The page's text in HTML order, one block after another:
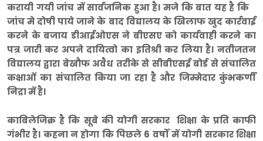
करायी गयी जांच में सार्वजनिक हुआ है। मजे कि बात यह है कि
जांच मे दोषी पाये जाने के बाद विद्यालय के खिलाफ खुद कार्रवाई
करने के बजाय डीआईओएस ने बीएसए को कार्यवाही करने का
पत्र जारी कर अपने दायित्वो का इतिश्री कर लिया है। नतीजतन
विद्यालय द्वारा बेखौफ अवैध तरीके से सीबीएसई बोर्ड से संचालित
कक्षाओं का संचालित किया जा रहा है और जिम्मेदार कुंभकर्णी
निद्रा में है।
काबिलेजिक्र है कि सूबे की योगी सरकार शिक्षा के प्रति काफी
गंभीर है। कहना न होगा कि पिछले 6 वर्षों में योगी सरकार शिक्षा